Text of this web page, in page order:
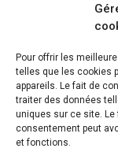
Pour offrir les
telles que les cookies
appareils. Le fait de
traiter des données
uniques sur ce site.
consentement peut
et fonctions.
wellicht
Daar
een
voor een
portal minder
model volstaan.